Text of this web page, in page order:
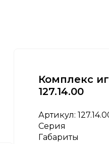
Комплекс
127.14.00
Артикул:
Серия
Габариты